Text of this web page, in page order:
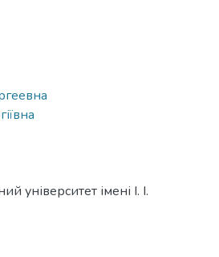
університет імені І. І.